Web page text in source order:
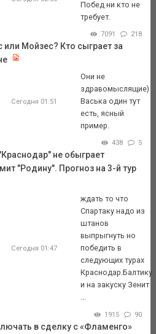
Побед ни кто не
требует.
7091 218
или Мойзес? Кто сыграет за
Сегодня 01:51
Они не
здравомыслящие)
Васька один тут
есть, ясный
пример.
438 5
не обыграет
"Родину". Прогноз на 3-й тур
Сегодня 01:47
ждать то что
Спартаку надо из
штанов
выпрыгнуть но
победить в
следующих турах
Краснодар.Балтику
и на закуску Зенит
1915 90
в сделку с «Фламенго»